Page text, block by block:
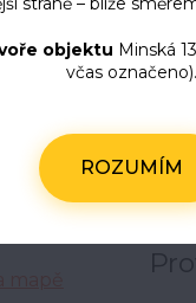
dvoře
do
objektu Minská
včas označeno).
ROZUMÍM